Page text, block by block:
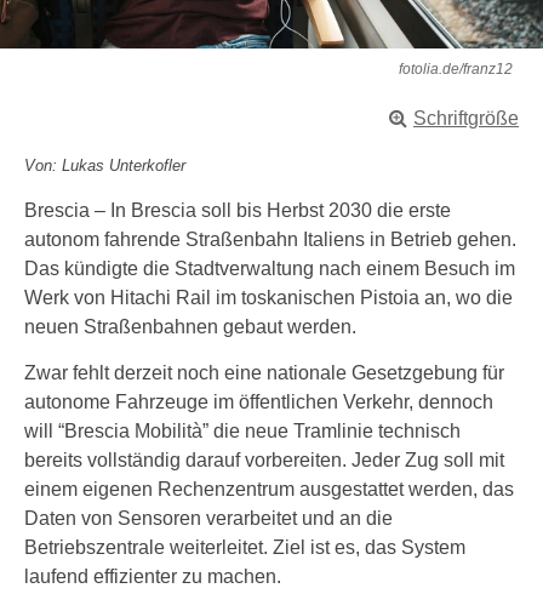
fotolia.de/franz12
Schriftgröße
Von: Lukas Unterkofler
Brescia – In Brescia soll bis Herbst 2030 die erste
autonom fahrende Straßenbahn Italiens in Betrieb gehen.
Das kündigte die Stadtverwaltung nach einem Besuch im
Werk von Hitachi Rail im toskanischen Pistoia an, wo die
neuen Straßenbahnen gebaut werden.
Zwar fehlt derzeit noch eine nationale Gesetzgebung für
autonome Fahrzeuge im öffentlichen Verkehr, dennoch
will “Brescia Mobilità” die neue Tramlinie technisch
bereits vollständig darauf vorbereiten. Jeder Zug soll mit
einem eigenen Rechenzentrum ausgestattet werden, das
Daten von Sensoren verarbeitet und an die
Betriebszentrale weiterleitet. Ziel ist es, das System
laufend effizienter zu machen.